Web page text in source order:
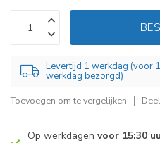
Levertijd 1 werkdag (voor
werkdag bezorgd)
Toevoegen om te vergelijken
Op werkdagen voor 15:30